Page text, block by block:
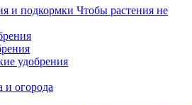
и подкормки Чтобы растения не
удобрения
и огорода